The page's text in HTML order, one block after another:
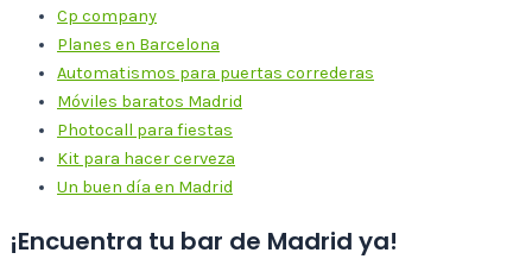
Cp company
Planes en Barcelona
Automatismos para puertas correderas
Móviles baratos Madrid
Photocall para fiestas
Kit para hacer cerveza
Un buen día en Madrid
¡Encuentra tu bar de Madrid ya!